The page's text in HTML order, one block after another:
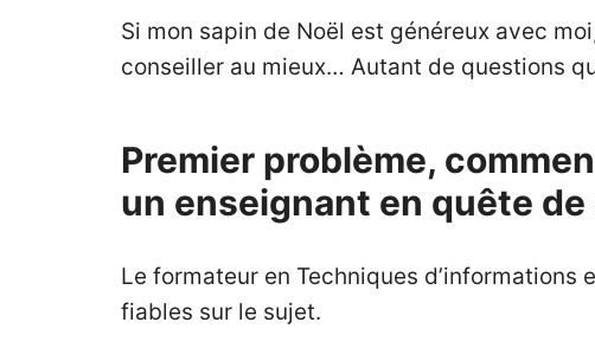
Si mon sapin de Noël est généreux avec
conseiller au mieux… Autant de questions
Premier problème,
un enseignant en quête
Le formateur en Techniques
fiables sur le sujet.